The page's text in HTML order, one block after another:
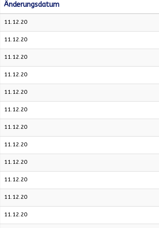
Änderungsdatum
11.12.20
11.12.20
11.12.20
11.12.20
11.12.20
11.12.20
11.12.20
11.12.20
11.12.20
11.12.20
11.12.20
11.12.20